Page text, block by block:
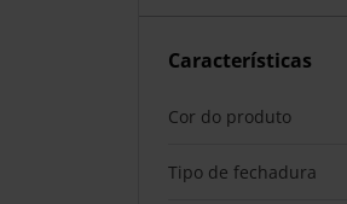
Características
Cor do produto
Tipo de fechadura